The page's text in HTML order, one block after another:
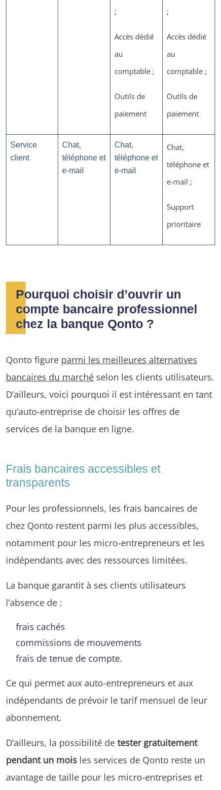
;
Accès dédié
au
comptable ;
Outils de
paiement
;
Accès dédié
au
comptable ;
Outils de
paiement
Service
client
Chat,
téléphone et
e-mail
Chat,
téléphone et
e-mail
Chat,
téléphone et
e-mail ;
Support
prioritaire
Pourquoi choisir d’ouvrir un
compte bancaire professionnel
chez la banque Qonto ?
Qonto figure parmi les meilleures alternatives
bancaires du marché selon les clients utilisateurs.
D’ailleurs, voici pourquoi il est intéressant en tant
qu’auto-entreprise de choisir les offres de
services de la banque en ligne.
Frais bancaires accessibles et
transparents
Pour les professionnels, les frais bancaires de
chez Qonto restent parmi les plus accessibles,
notamment pour les micro-entrepreneurs et les
indépendants avec des ressources limitées.
La banque garantit à ses clients utilisateurs
l’absence de :
frais cachés
commissions de mouvements
frais de tenue de compte.
Ce qui permet aux auto-entrepreneurs et aux
indépendants de prévoir le tarif mensuel de leur
abonnement.
D’ailleurs, la possibilité de tester gratuitement
pendant un mois les services de Qonto reste un
avantage de taille pour les micro-entreprises et